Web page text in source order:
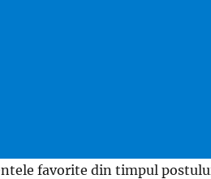
favorite din timpul